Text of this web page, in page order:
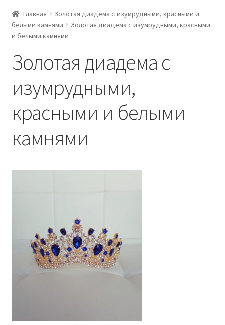
Главная
Золотая диадема с изумрудными, красными и
белыми камнями
Золотая диадема с изумрудными, красными
и белыми камнями
Золотая диадема с
изумрудными,
красными и белыми
камнями